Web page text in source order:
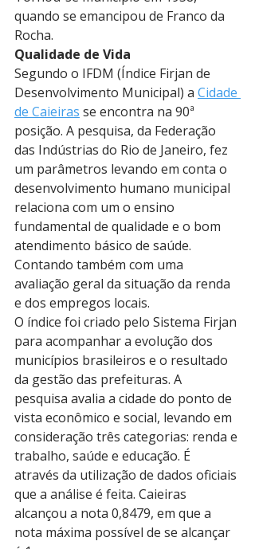
quando se emancipou de Franco da
Rocha.
Qualidade de Vida
Segundo o IFDM (Índice Firjan de
Desenvolvimento Municipal) a Cidade
de Caieiras se encontra na 90ª
posição. A pesquisa, da Federação
das Indústrias do Rio de Janeiro, fez
um parâmetros levando em conta o
desenvolvimento humano municipal
relaciona com um o ensino
fundamental de qualidade e o bom
atendimento básico de saúde.
Contando também com uma
avaliação geral da situação da renda
e dos empregos locais.
O índice foi criado pelo Sistema Firjan
para acompanhar a evolução dos
municípios brasileiros e o resultado
da gestão das prefeituras. A
pesquisa avalia a cidade do ponto de
vista econômico e social, levando em
consideração três categorias: renda e
trabalho, saúde e educação. É
através da utilização de dados oficiais
que a análise é feita. Caieiras
alcançou a nota 0,8479, em que a
nota máxima possível de se alcançar